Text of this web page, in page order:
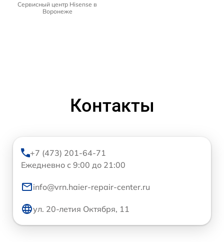
Сервисный центр Hisense в
Воронеже
Контакты
+7 (473) 201-64-71
Ежедневно с 9:00 до 21:00
info@vrn.haier-repair-center.ru
ул. 20-летия Октября, 11